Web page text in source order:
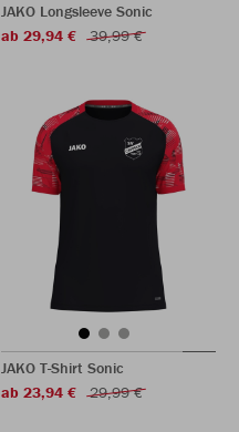
JAKO Longsleeve Sonic
ab 29,94 €
39,99 €
JAKO T-Shirt Sonic
ab 23,94 €
29,99 €